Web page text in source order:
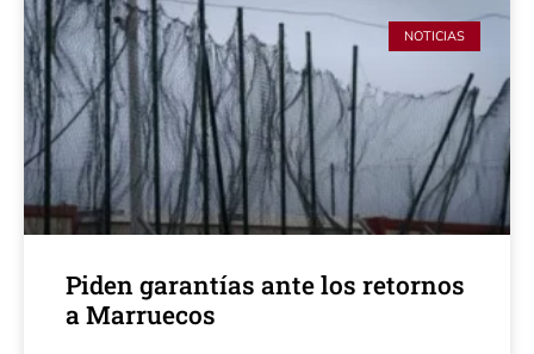
NOTICIAS
Piden garantías ante los retornos
a Marruecos